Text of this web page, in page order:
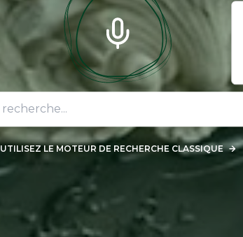
UTILISEZ LE MOTEUR DE RECHERCHE CLASSIQUE